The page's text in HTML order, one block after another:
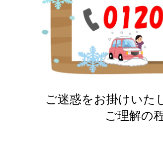
ご迷惑をお掛けいた
ご理解の程よろ